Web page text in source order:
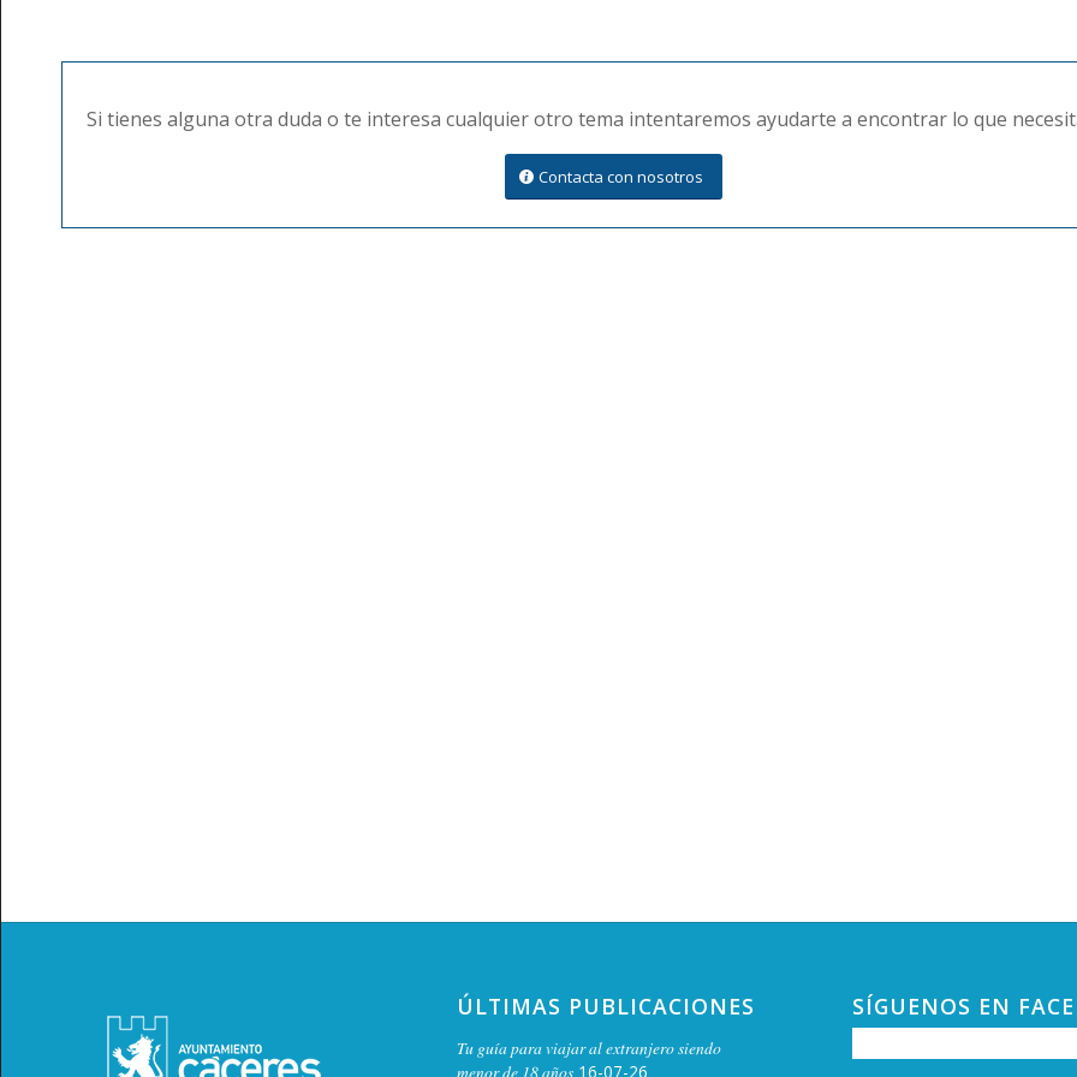
Si tienes alguna otra duda o te interesa cualquier otro tema intentaremos ayudarte a encontrar lo que
Contacta con nosotros
ÚLTIMAS PUBLICACIONES
Tu guía para viajar al extranjero siendo
menor de 18 años 16-07-26
SÍGUENOS EN